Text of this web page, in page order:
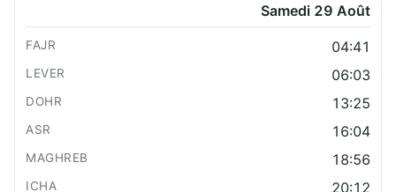
Samedi 29 Août
04:41
06:03
13:25
16:04
18:56
20:12